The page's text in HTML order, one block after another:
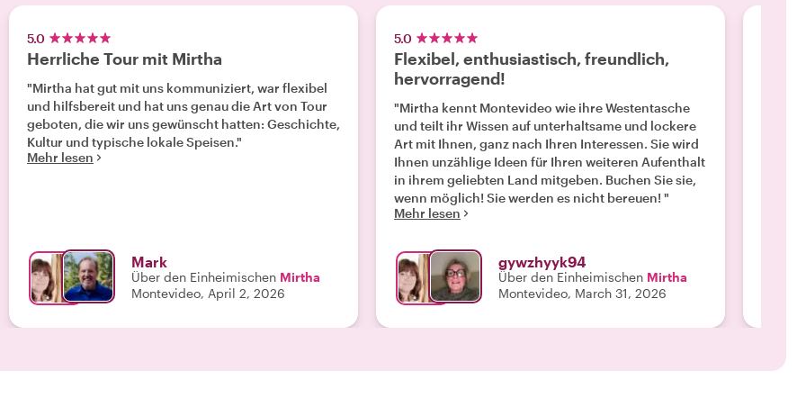
5.0
Herrliche Tour mit Mirtha
"Mirtha hat gut mit uns kommuniziert, war flexibel
und hilfsbereit und hat uns genau die Art von Tour
geboten, die wir uns gewünscht hatten: Geschichte,
Kultur und typische lokale Speisen."
Mehr lesen
Mark
Über den Einheimischen Mirtha
Montevideo, April 2, 2026
5.0
Flexibel, enthusiastisch, freundlich,
hervorragend!
"Mirtha kennt Montevideo wie ihre Westentasche
und teilt ihr Wissen auf unterhaltsame und lockere
Art mit Ihnen, ganz nach Ihren Interessen. Sie wird
Ihnen unzählige Ideen für Ihren weiteren Aufenthalt
in ihrem geliebten Land mitgeben. Buchen Sie sie,
wenn möglich! Sie werden es nicht bereuen! "
Mehr lesen
gywzhyyk94
Über den Einheimischen Mirtha
Montevideo, March 31, 2026